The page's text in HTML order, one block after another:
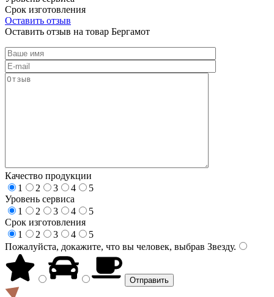
Срок изготовления
Оставить отзыв
Оставить отзыв на товар Бергамот
Качество продукции
1
2 3 4
5
Уровень сервиса
1
2 3 4
5
Срок изготовления
1
2 3 4
5
Пожалуйста, докажите, что вы человек, выбрав Звезду.